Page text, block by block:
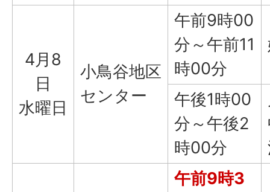
4月8
日
水曜日
小鳥谷地区
センター
午前9時00
分～午前11
時00分
午後1時00
分～午後2
時00分
午前9時3